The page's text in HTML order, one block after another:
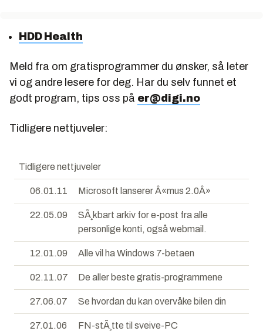
HDD Health
Meld fra om gratisprogrammer du ønsker, så leter
vi og andre lesere for deg. Har du selv funnet et
godt program, tips oss på er@digi.no
Tidligere nettjuveler:
Tidligere nettjuveler
06.01.11 Microsoft lanserer Â«mus 2.0Â»
22.05.09
SÃ¸kbart arkiv for e-post fra alle
personlige konti, også webmail.
12.01.09 Alle vil ha Windows 7-betaen
02.11.07 De aller beste gratis-programmene
27.06.07 Se hvordan du kan overvåke bilen din
27.01.06 FN-stÃ¸tte til sveive-PC